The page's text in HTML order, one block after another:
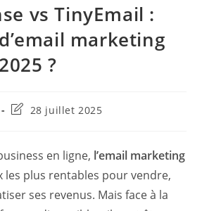
vs TinyEmail :
marketing
?
Dernière
la
publication :
28 juillet 2025
en ligne, l’email marketing
les plus rentables pour vendre,
ses revenus. Mais face à la